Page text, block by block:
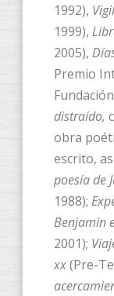
1992),
1999),
2005),
Premio
distraído,
obra
escrito,
poesía de
1988);
Benjamin
2001);
xx(Pre-